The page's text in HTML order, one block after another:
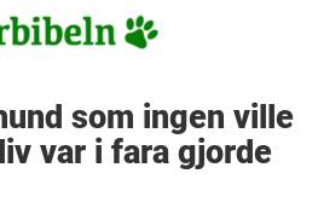
som ingen ville
var i fara gjorde